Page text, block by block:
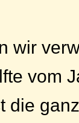
wir
vom
die